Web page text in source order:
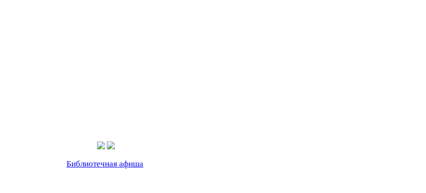
Библиотечная афиша